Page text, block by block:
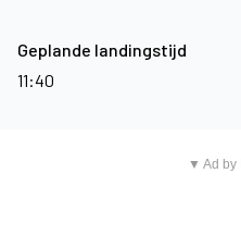
Geplande landingstijd
11:40
▼ Ad by